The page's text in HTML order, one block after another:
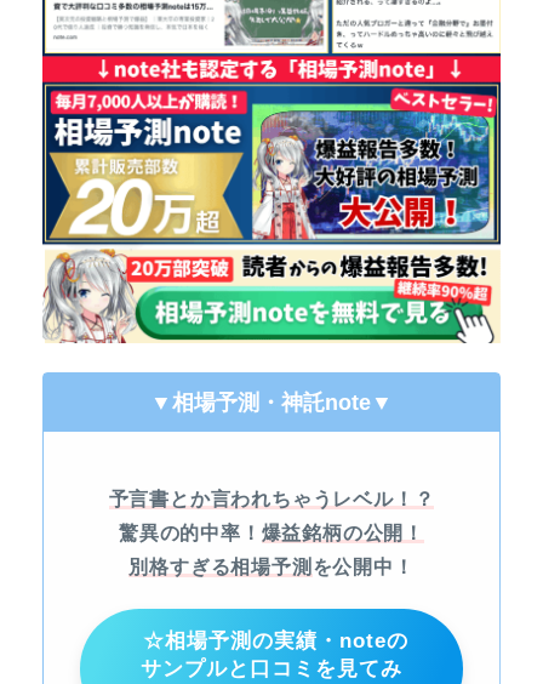
▼相場予測・神託note ▼
予言書とか言われちゃうレベル！？
驚異の的中率！ 爆益銘柄の公開！
別格すぎる相場予測 を公開中！
☆相場予測の実績・noteの
サンプルと口コミを見てみ